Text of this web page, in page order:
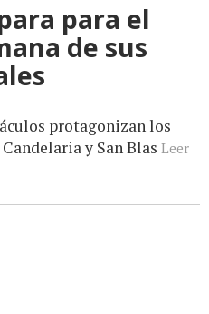
para el
de sus
protagonizan los
y San Blas Leer